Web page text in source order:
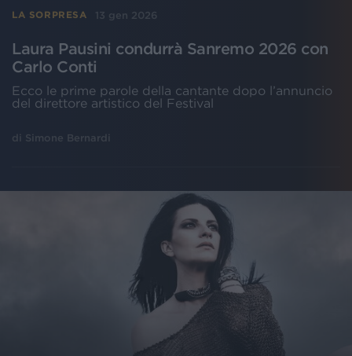
LA SORPRESA 13 gen 2026
Laura Pausini condurrà Sanremo 2026 con
Carlo Conti
Ecco le prime parole della cantante dopo l’annuncio
del direttore artistico del Festival
di Simone Bernardi